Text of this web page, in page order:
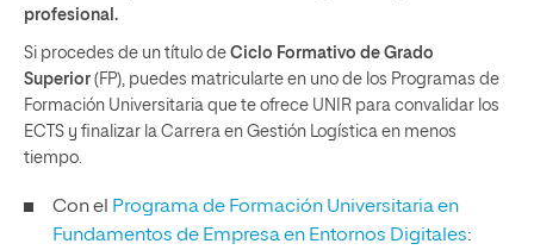
profesional.
Si procedes de un título de Ciclo Formativo de Grado
Superior (FP), puedes matricularte en uno de los Programas de
Formación Universitaria que te ofrece UNIR para convalidar los
ECTS y finalizar la Carrera en Gestión Logística en menos
tiempo.
Con el Programa de Formación Universitaria en
Fundamentos de Empresa en Entornos Digitales: